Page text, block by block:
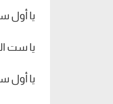
يا أول
يا ست
يا أول